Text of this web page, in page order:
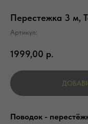
Перестежка 3 м,
Артикул:
1999,00 р.
Поводок -